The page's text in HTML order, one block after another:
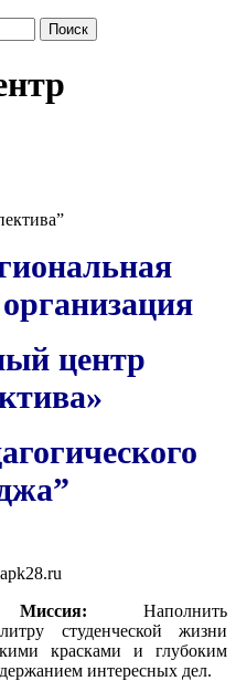
центр
Миссия: Наполнить
студенческой жизни
красками и глубоким
интересных дел.